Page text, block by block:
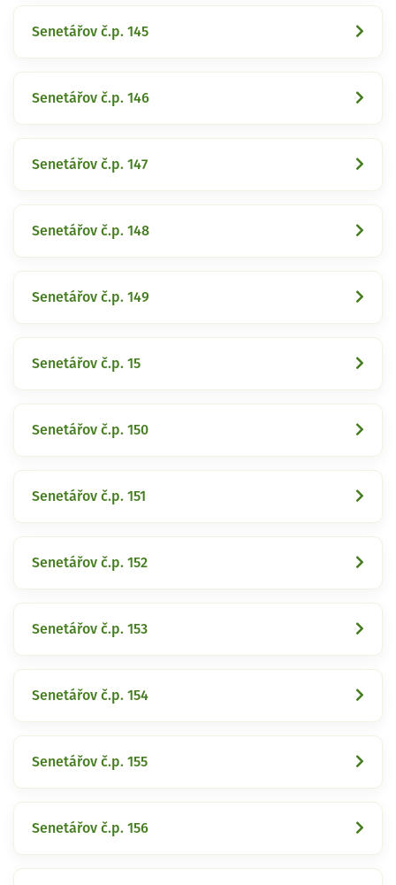
Senetářov č.p. 145
Senetářov č.p. 146
Senetářov č.p. 147
Senetářov č.p. 148
Senetářov č.p. 149
Senetářov č.p. 15
Senetářov č.p. 150
Senetářov č.p. 151
Senetářov č.p. 152
Senetářov č.p. 153
Senetářov č.p. 154
Senetářov č.p. 155
Senetářov č.p. 156